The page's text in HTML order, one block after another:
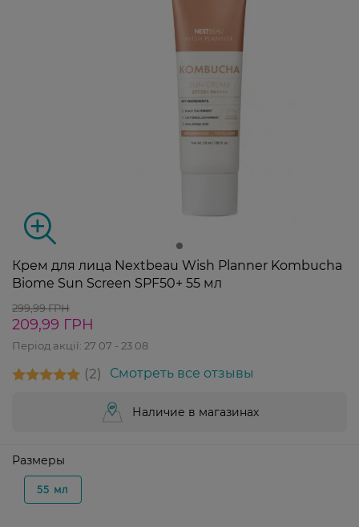
Крем для лица Nextbeau Wish Planner Kombucha
Biome Sun Screen SPF50+ 55 мл
299,99 ГРН
209,99 ГРН
Період акції: 27 07 - 23 08
2 Смотреть все отзывы
Наличие в магазинах
Размеры
55 мл